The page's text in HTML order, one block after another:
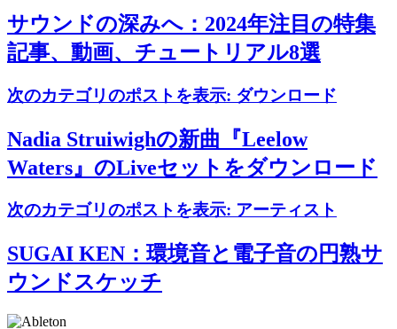
サウンドの深みへ：2024年注目の特集
記事、動画、チュートリアル8選
次のカテゴリのポストを表示: ダウンロード
Nadia Struiwighの新曲『Leelow
Waters』のLiveセットをダウンロード
次のカテゴリのポストを表示: アーティスト
SUGAI KEN：環境音と電子音の円熟サ
ウンドスケッチ